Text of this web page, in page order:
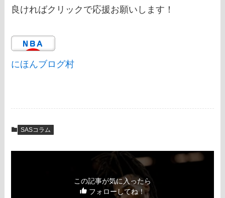
良ければクリックで応援お願いします！
にほんブログ村
SASコラム
この記事が気に入ったら
フォローしてね！